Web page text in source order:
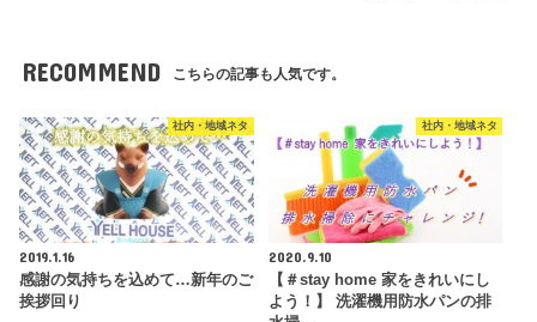
RECOMMEND こちらの記事も人気です。
社内・地域ネタ
2019.1.16
感謝の気持ちを込めて…新年のご
挨拶回り
社内・地域ネタ
2020.9.10
【＃stay home 家をきれいにし
よう！】 洗濯機用防水パンの排